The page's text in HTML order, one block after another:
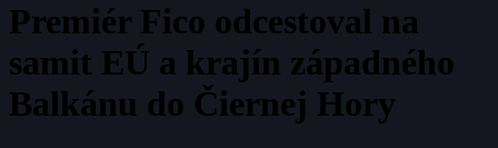
Premiér Fico odcestoval na
samit EÚ a krajín západného
Balkánu do Čiernej Hory